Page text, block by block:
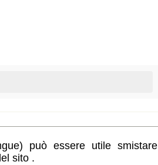
può essere utile smistare
sito .